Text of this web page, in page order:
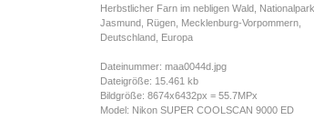
Herbstlicher Farn im nebligen Wald, Nationalpark,
Jasmund, Rügen, Mecklenburg-Vorpommern,
Deutschland, Europa
Dateinummer: maa0044d.jpg
Dateigröße: 15.461 kb
Bildgröße: 8674x6432px = 55.7MPx
Model: Nikon SUPER COOLSCAN 9000 ED